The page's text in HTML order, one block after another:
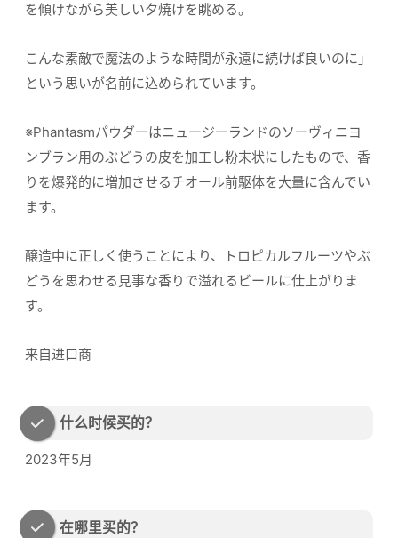
を傾けながら美しい夕焼けを眺める。
こんな素敵で魔法のような時間が永遠に続けば良いのに」
という思いが名前に込められています。
※Phantasmパウダーはニュージーランドのソーヴィニヨ
ンブラン用のぶどうの皮を加工し粉末状にしたもので、香
りを爆発的に増加させるチオール前駆体を大量に含んでい
ます。
醸造中に正しく使うことにより、トロピカルフルーツやぶ
どうを思わせる見事な香りで溢れるビールに仕上がりま
す。
来自进口商
什么时候买的？
2023年5月
在哪里买的？